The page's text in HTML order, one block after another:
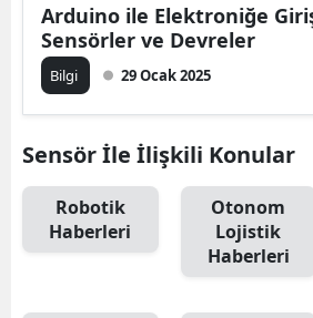
Arduino ile Elektroniğe
Sensörler ve Devreler
Bilgi 29 Ocak 2025
Sensör İle İlişkili Konular
Robotik
Haberleri
Otonom
Lojistik
Haberleri